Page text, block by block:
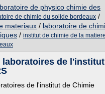
de physico chimie des
de chimie du solide bordeaux /
materiaux / laboratoire de
/ institut de chimie de la matiere
laboratoires de
de l'institut de Chimie